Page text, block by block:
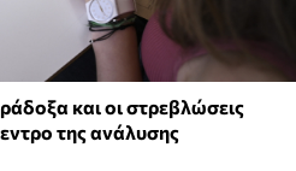
και οι στρεβλώσεις
της ανάλυσης